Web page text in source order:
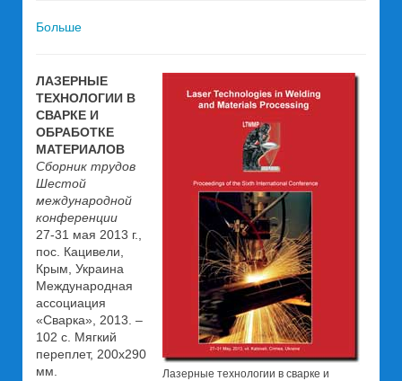
Больше
Лазерные технологии в сварке и
ЛАЗЕРНЫЕ
ТЕХНОЛОГИИ В
СВАРКЕ И
ОБРАБОТКЕ
МАТЕРИАЛОВ
Сборник трудов
Шестой
международной
конференции
27-31 мая 2013 г.,
пос. Кацивели,
Крым, Украина
Международная
ассоциация
«Сварка», 2013. –
102 с. Мягкий
переплет, 200х290
мм.